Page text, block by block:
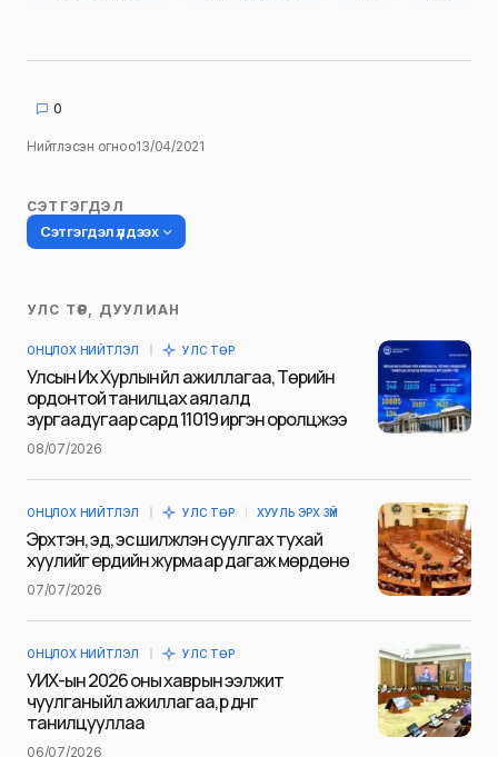
0
Нийтлэсэн огноо13/04/2021
СЭТГЭГДЭЛ
Сэтгэгдэл үлдээх
Таны имэйл хаягийг нийтлэхгүй.
тэмдэглэсэн
Сэтгэгдэл*
Name
УЛС ТӨР, ДУУЛИАН
ОНЦЛОХ НИЙТЛЭЛ УЛС ТӨР
Улсын Их Хурлын үйл ажиллагаа, Төрийн
ордонтой танилцах аялалд
зургаадугаар сард 11019 иргэн оролцжээ
08/07/2026
ОНЦЛОХ НИЙТЛЭЛ УЛС ТӨР ХУУЛЬ ЭРХ ЗҮЙ
Эрхтэн, эд, эс шилжүүлэн суулгах тухай
хуулийг ердийн журмаар дагаж мөрдөнө
07/07/2026
ОНЦЛОХ НИЙТЛЭЛ УЛС ТӨР
УИХ-ын 2026 оны хаврын ээлжит
чуулганы үйл ажиллагаа, үр дүнг
танилцууллаа
06/07/2026